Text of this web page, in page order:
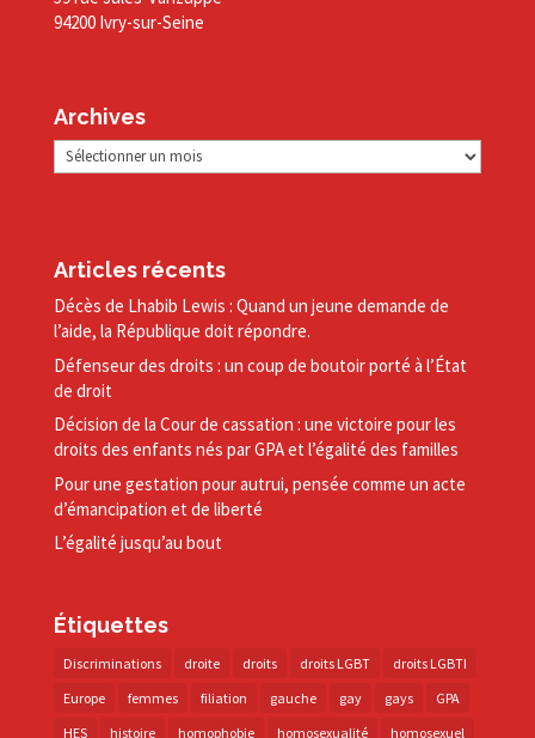
94200 Ivry-sur-Seine
Archives
Archives
Articles récents
Décès de Lhabib Lewis : Quand un jeune demande de
l’aide, la République doit répondre.
Défenseur des droits : un coup de boutoir porté à l’État
de droit
Décision de la Cour de cassation : une victoire pour les
droits des enfants nés par GPA et l’égalité des familles
Pour une gestation pour autrui, pensée comme un acte
d’émancipation et de liberté
L’égalité jusqu’au bout
Étiquettes
Discriminations droite droits droits LGBT
droits LGBTI
Europe
femmes filiation gauche gay gays
GPA
HES
histoire homophobie homosexualité homosexuel